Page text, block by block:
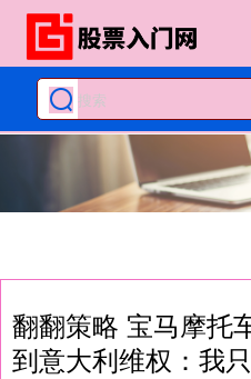
翻翻策略 宝马摩托
到意大利维权：我